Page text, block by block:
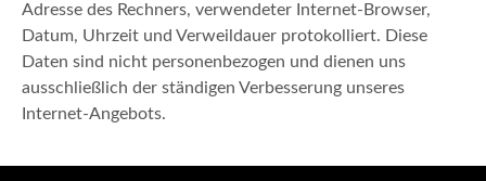
Adresse des Rechners, verwendeter Internet-Browser,
Datum, Uhrzeit und Verweildauer protokolliert. Diese
Daten sind nicht personenbezogen und dienen uns
ausschließlich der ständigen Verbesserung unseres
Internet-Angebots.